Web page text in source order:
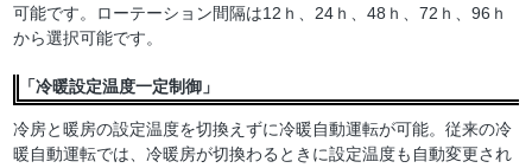
可能です。ローテーション間隔は12ｈ、24ｈ、48ｈ、72ｈ、96ｈ
から選択可能です。
「冷暖設定温度一定制御」
冷房と暖房の設定温度を切換えずに冷暖自動運転が可能。従来の冷
暖自動運転では、冷暖房が切換わるときに設定温度も自動変更され